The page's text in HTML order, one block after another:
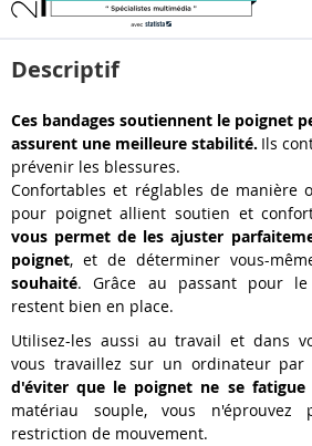
Descriptif
Ces bandages soutiennent le poignet
assurent une meilleure stabilité. Ils
prévenir les blessures.
Confortables et réglables de manière
pour poignet allient soutien et
vous permet de les ajuster
poignet, et de déterminer vous-
souhaité. Grâce au passant pour le
restent bien en place.
Utilisez-les aussi au travail et dans
vous travaillez sur un ordinateur
d'éviter que le poignet ne se
matériau souple, vous n'éprouvez
restriction de mouvement.